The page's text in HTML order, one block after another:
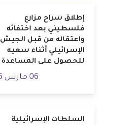
إطلاق سراح مزارع
فلسطيني بعد اختفائه
واعتقاله من قبل الجيش
الإسرائيلي أثناء سعيه
للحصول على المساعدة
06 مارس 2026
السلطات الإسرائيلية